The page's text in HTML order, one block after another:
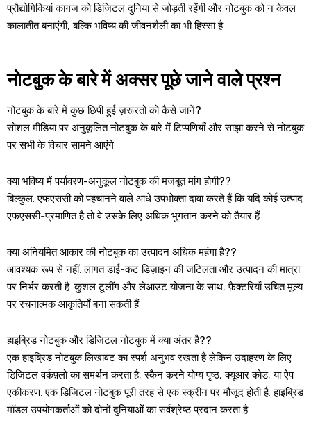
प्रौद्योगिकियां कागज को डिजिटल दुनिया से जोड़ती रहेंगी और नोटबुक को न केवल
कालातीत बनाएंगी, बल्कि भविष्य की जीवनशैली का भी हिस्सा है.
नोटबुक के बारे में अक्सर पूछे जाने वाले प्रश्न
नोटबुक के बारे में कुछ छिपी हुई ज़रूरतों को कैसे जानें?
सोशल मीडिया पर अनुकूलित नोटबुक के बारे में टिप्पणियाँ और साझा करने से नोटबुक
पर सभी के विचार सामने आएंगे.
क्या भविष्य में पर्यावरण-अनुकूल नोटबुक की मजबूत मांग होगी??
बिल्कुल. एफएससी को पहचानने वाले आधे उपभोक्ता दावा करते हैं कि यदि कोई उत्पाद
एफएससी-प्रमाणित है तो वे उसके लिए अधिक भुगतान करने को तैयार हैं.
क्या अनियमित आकार की नोटबुक का उत्पादन अधिक महंगा है??
आवश्यक रूप से नहीं. लागत डाई-कट डिज़ाइन की जटिलता और उत्पादन की मात्रा
पर निर्भर करती है. कुशल टूलींग और लेआउट योजना के साथ, फ़ैक्टरियाँ उचित मूल्य
पर रचनात्मक आकृतियाँ बना सकती हैं.
हाइब्रिड नोटबुक और डिजिटल नोटबुक में क्या अंतर है??
एक हाइब्रिड नोटबुक लिखावट का स्पर्श अनुभव रखता है लेकिन उदाहरण के लिए
डिजिटल वर्कफ़्लो का समर्थन करता है, स्कैन करने योग्य पृष्ठ, क्यूआर कोड, या ऐप
एकीकरण. एक डिजिटल नोटबुक पूरी तरह से एक स्क्रीन पर मौजूद होती है. हाइब्रिड
मॉडल उपयोगकर्ताओं को दोनों दुनियाओं का सर्वश्रेष्ठ प्रदान करता है.